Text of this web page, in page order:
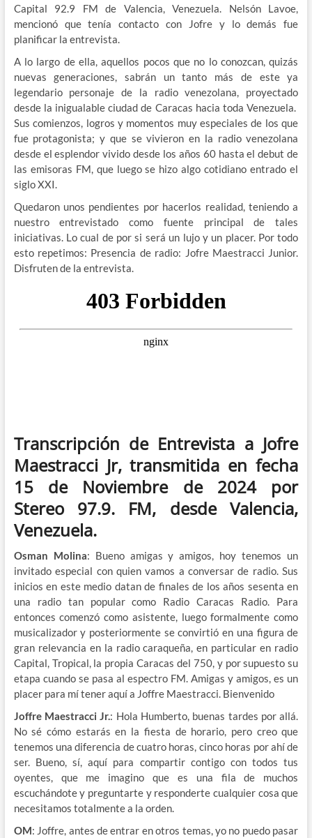
Capital 92.9 FM de Valencia, Venezuela. Nelsón Lavoe,
mencionó que tenía contacto con Jofre y lo demás fue
planificar la entrevista.
A lo largo de ella, aquellos pocos que no lo conozcan, quizás
nuevas generaciones, sabrán un tanto más de este ya
legendario personaje de la radio venezolana, proyectado
desde la inigualable ciudad de Caracas hacia toda Venezuela.
Sus comienzos, logros y momentos muy especiales de los que
fue protagonista; y que se vivieron en la radio venezolana
desde el esplendor vivido desde los años 60 hasta el debut de
las emisoras FM, que luego se hizo algo cotidiano entrado el
siglo XXI.
Quedaron unos pendientes por hacerlos realidad, teniendo a
nuestro entrevistado como fuente principal de tales
iniciativas. Lo cual de por si será un lujo y un placer. Por todo
esto repetimos: Presencia de radio: Jofre Maestracci Junior.
Disfruten de la entrevista.
Transcripción de Entrevista a Jofre
Maestracci Jr, transmitida en fecha
15 de Noviembre de 2024 por
Stereo 97.9. FM, desde Valencia,
Venezuela.
Osman Molina: Bueno amigas y amigos, hoy tenemos un
invitado especial con quien vamos a conversar de radio. Sus
inicios en este medio datan de finales de los años sesenta en
una radio tan popular como Radio Caracas Radio. Para
entonces comenzó como asistente, luego formalmente como
musicalizador y posteriormente se convirtió en una figura de
gran relevancia en la radio caraqueña, en particular en radio
Capital, Tropical, la propia Caracas del 750, y por supuesto su
etapa cuando se pasa al espectro FM. Amigas y amigos, es un
placer para mí tener aquí a Joffre Maestracci. Bienvenido
Joffre Maestracci Jr.: Hola Humberto, buenas tardes por allá.
No sé cómo estarás en la fiesta de horario, pero creo que
tenemos una diferencia de cuatro horas, cinco horas por ahí de
ser. Bueno, sí, aquí para compartir contigo con todos tus
oyentes, que me imagino que es una fila de muchos
escuchándote y preguntarte y responderte cualquier cosa que
necesitamos totalmente a la orden.
OM: Joffre, antes de entrar en otros temas, yo no puedo pasar